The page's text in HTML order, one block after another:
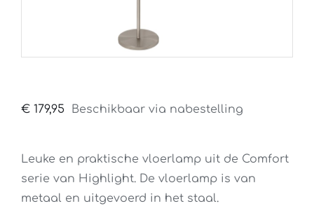
€ 179,95 Beschikbaar via nabestelling
Leuke en praktische vloerlamp uit de Comfort
serie van Highlight. De vloerlamp is van
metaal en uitgevoerd in het staal.